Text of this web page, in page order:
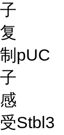
子
复
制
子
pUC
感
受Stbl3